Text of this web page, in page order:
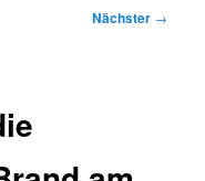
Nächster →